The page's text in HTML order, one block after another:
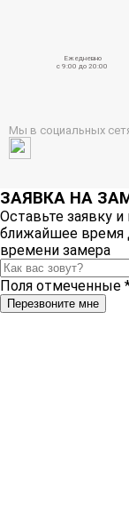
Ежедневно
c 9:00 до 20:00
Мы в социальных
ЗАЯВКА НА
Оставьте заявку
ближайшее время
времени замера
Поля отмеченные